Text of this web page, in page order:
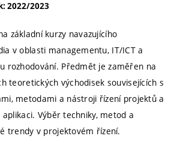
2022/2023
základní kurzy navazujícího
v oblasti managementu, IT/ICT a
rozhodování. Předmět je zaměřen na
teoretických východisek souvisejících s
metodami a nástroji řízení projektů a
Výběr techniky, metod a
trendy v projektovém řízení.